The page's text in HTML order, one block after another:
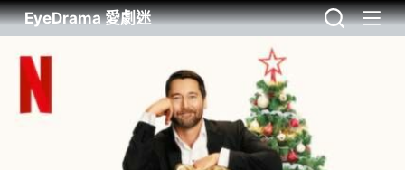
EyeDrama 愛劇迷